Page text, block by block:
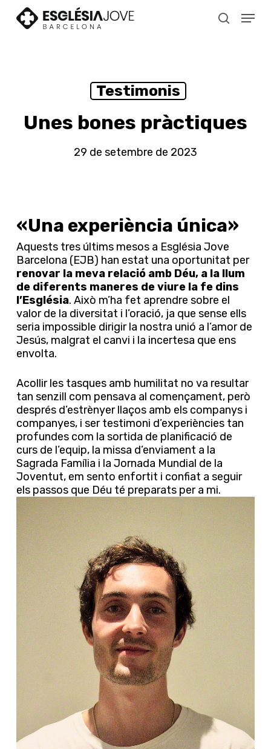
search
Menu
Testimonis
Unes bones pràctiques
29 de setembre de 2023
«Una experiència única»
Aquests tres últims mesos a Església Jove
Barcelona (EJB) han estat una oportunitat per
renovar la meva relació amb Déu, a la llum
de diferents maneres de viure la fe dins
l’Església. Això m’ha fet aprendre sobre el
valor de la diversitat i l’oració, ja que sense ells
seria impossible dirigir la nostra unió a l’amor de
Jesús, malgrat el canvi i la incertesa que ens
envolta.
Acollir les tasques amb humilitat no va resultar
tan senzill com pensava al començament, però
després d’estrènyer llaços amb els companys i
companyes, i ser testimoni d’experiències tan
profundes com la sortida de planificació de
curs de l’equip, la missa d’enviament a la
Sagrada Família i la Jornada Mundial de la
Joventut, em sento enfortit i confiat a seguir
els passos que Déu té preparats per a mi.